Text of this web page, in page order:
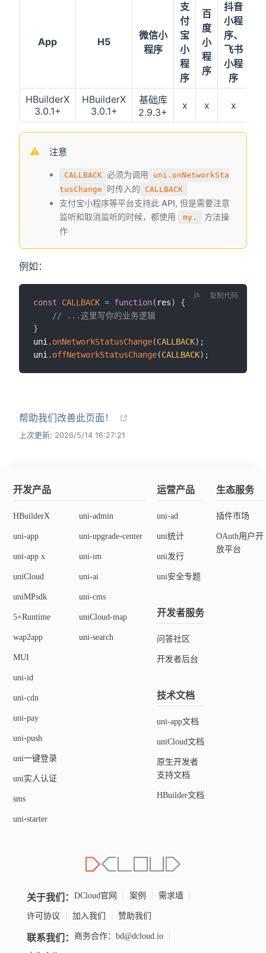
App H5
微信小
程序
支
付
宝
小
程
序
百
度
小
程
序
抖音
小程
序、
飞书
小程
序
HBuilderX
3.0.1+
HBuilderX
3.0.1+
基础库
2.9.3+
x x x
注意
CALLBACK 必须为调用
uni.onNetworkSta
tusChange
时传入的 CALLBACK
支付宝小程序等平台支持此 API, 但是需要注意
监听和取消监听的时候，都使用
my.
方法操
作
例如：
const CALLBACK = function( res)
{
// ...这里写你的业务逻辑
}
uni . onNetworkStatusChange(CALLBACK) ;
uni . offNetworkStatusChange(CALLBACK) ;
复制代码
帮助我们改善此页面！
上次更新: 2026/5/14 16:27:21
开发产品
HBuilderX
uni-app
uni-app x
uniCloud
uniMPsdk
5+Runtime
wap2app
MUI
uni-id
uni-cdn
uni-pay
uni-push
uni一键登录
uni实人认证
sms
uni-starter
uni-admin
uni-upgrade-center
uni-im
uni-ai
uni-cms
uniCloud-map
uni-search
运营产品
uni-ad
uni统计
uni发行
uni安全专题
开发者服务
问答社区
开发者后台
技术文档
uni-app文档
uniCloud文档
原生开发者
支持文档
HBuilder文档
生态服务
插件市场
OAuth用户开
放平台
关于我们： DCloud官网 案例 需求墙
许可协议 加入我们 赞助我们
联系我们： 商务合作：bd@dcloud.io